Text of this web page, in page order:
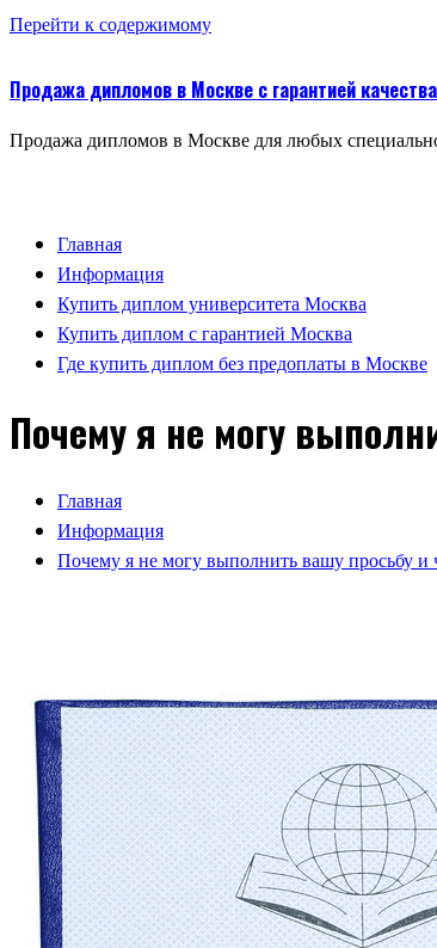
Перейти к содержимому
Продажа дипломов в Москве с гарантией качества
Продажа дипломов в Москве для любых
Главная
Информация
Купить диплом университета Москва
Купить диплом с гарантией Москва
Где купить диплом без предоплаты в Москве
Почему я не могу
Главная
Информация
Почему я не могу выполнить вашу просьбу и